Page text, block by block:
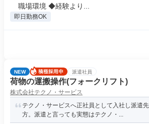
職場環境 ◆経験より...
即日勤務OK
NEW 派遣社員
荷物の運搬操作(フォークリフト)
株式会社テクノ・サービス
テクノ・サービスへ正社員として入社し派遣
方。派遣と言っても実態はテクノ・...